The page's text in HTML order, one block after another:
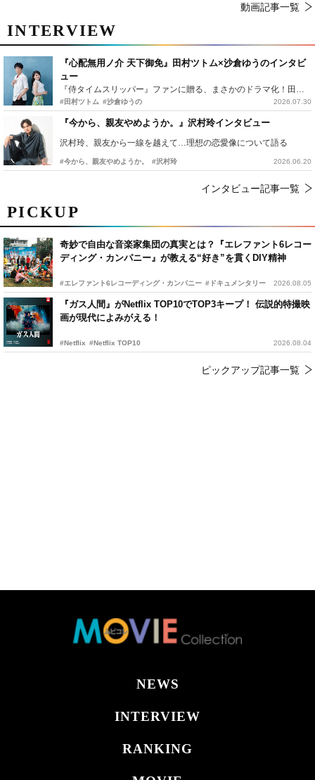
PICKUP
奇妙で自由な音楽家集団の真実とは？『エレファント6レコー
ディング・カンパニー』が教える“好き”を貫くDIY精神
#エレファント6レコーディング・カンパニー #ドキュメンタリー 2026.08.05
『ガス人間』がNetflix TOP10でTOP3キープ！ 伝説的特撮映
画が現代によみがえる！
#Netflix #Netflix TOP10 2026.08.04
ピックアップ記事一覧
動画記事一覧
INTERVIEW
『心配無用ノ介 天下御免』田村ツトム×沙倉ゆうのインタビ
ュー
『侍タイムスリッパー』ファンに贈る、まさかのドラマ化！田村ツトム×沙倉ゆうのが語る『心配無用ノ介』撮影秘話
#田村ツトム #沙倉ゆうの 2026.07.30
『今から、親友やめようか。』沢村玲インタビュー
沢村玲、親友から一線を越えて…理想の恋愛像について語る
#今から、親友やめようか。 #沢村玲 2026.06.20
インタビュー記事一覧
NEWS
INTERVIEW
RANKING